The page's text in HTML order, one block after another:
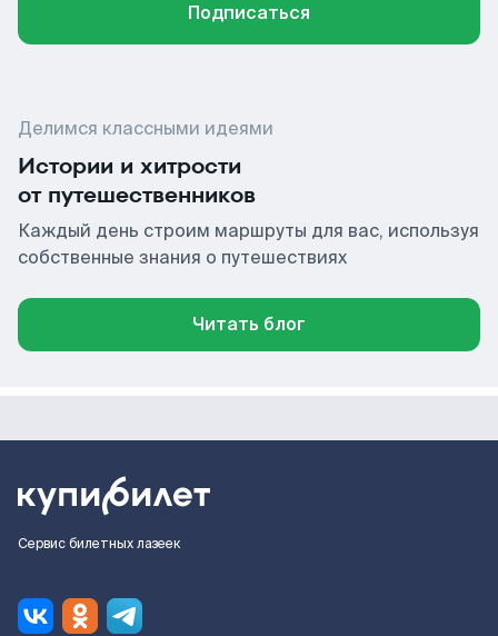
Подписаться
Делимся классными идеями
Истории и хитрости
от путешественников
Каждый день строим маршруты для вас, используя
собственные знания о путешествиях
Читать блог
Сервис билетных лазеек